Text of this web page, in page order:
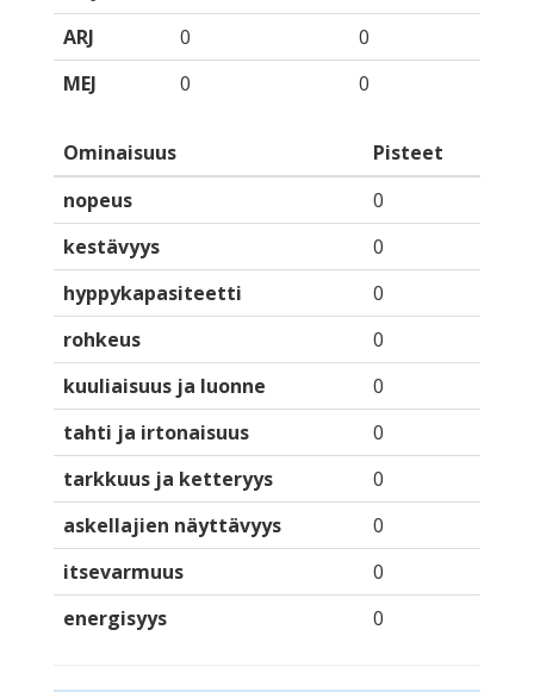
ARJ
0
0
MEJ
0 0
Ominaisuus
Pisteet
nopeus
0
kestävyys
0
hyppykapasiteetti
0
rohkeus
0
kuuliaisuus ja luonne
0
tahti ja irtonaisuus
0
tarkkuus ja ketteryys
0
askellajien näyttävyys
0
itsevarmuus
0
energisyys
0